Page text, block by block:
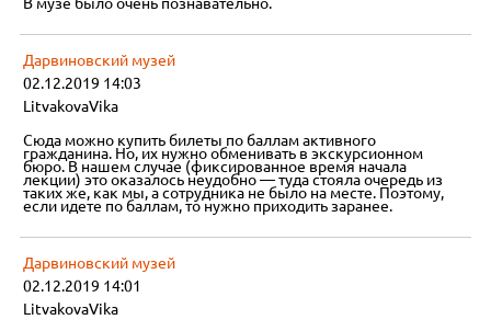
Дарвиновский музей
02.12.2019 14:03
LitvakovaVika
Сюда можно купить билеты по баллам активного
гражданина. Но, их нужно обменивать в экскурсионном
бюро. В нашем случае (фиксированное время начала
лекции) это оказалось неудобно — туда стояла очередь из
таких же, как мы, а сотрудника не было на месте. Поэтому,
если идете по баллам, то нужно приходить заранее.
Дарвиновский музей
02.12.2019 14:01
LitvakovaVika